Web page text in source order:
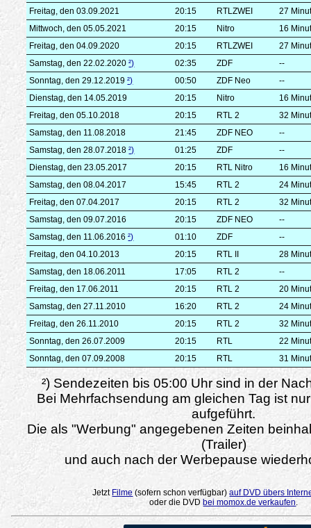
Freitag, den 03.09.2021
20:15 RTLZWEI
27
Mittwoch, den 05.05.2021
20:15 Nitro
16
Freitag, den 04.09.2020
20:15 RTLZWEI
27
Samstag, den 22.02.2020²) 02:35 ZDF
--
Sonntag, den 29.12.2019²) 00:50 ZDF Neo
--
Dienstag, den 14.05.2019
20:15 Nitro
16
Freitag, den 05.10.2018
20:15 RTL 2
32
Samstag, den 11.08.2018
21:45 ZDF NEO
--
Samstag, den 28.07.2018²) 01:25 ZDF
--
Dienstag, den 23.05.2017
20:15 RTL Nitro
16
Samstag, den 08.04.2017
15:45 RTL 2
24
Freitag, den 07.04.2017
20:15 RTL 2
32
Samstag, den 09.07.2016
20:15 ZDF NEO
--
Samstag, den 11.06.2016²) 01:10 ZDF
--
Freitag, den 04.10.2013
20:15 RTL II
28
Samstag, den 18.06.2011
17:05 RTL 2
--
Freitag, den 17.06.2011
20:15 RTL 2
20
Samstag, den 27.11.2010
16:20 RTL 2
24
Freitag, den 26.11.2010
20:15 RTL 2
32
Sonntag, den 26.07.2009
20:15 RTL
22
Sonntag, den 07.09.2008
20:15 RTL 31
²) Sendezeiten bis 05:00 Uhr sind in der
Bei Mehrfachsendung am gleichen Tag ist
aufgeführt.
Die als "Werbung" angegebenen Zeiten
(Trailer)
und auch nach der Werbepause
Jetzt Filme (sofern schon verfügbar)auf DVD übers
oder die DVD bei momox.de verkaufen.